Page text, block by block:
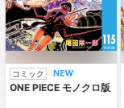
コミック
ONE PIECE モノクロ版